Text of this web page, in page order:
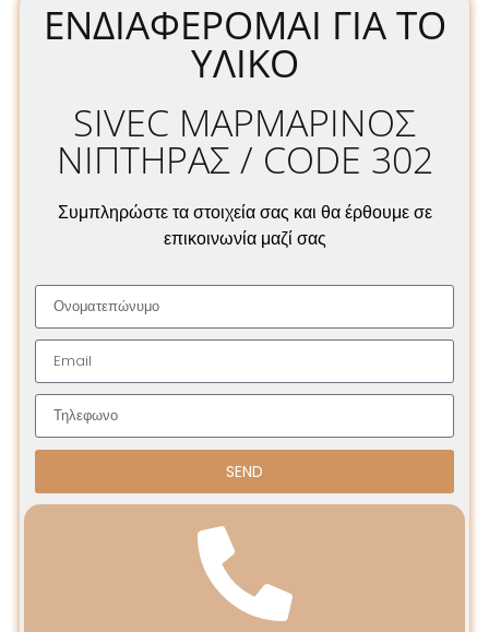
ΕΝΔΙΑΦΈΡΟΜΑΙ ΓΙΑ ΤΟ
ΥΛΙΚΌ
SIVEC ΜΑΡΜΑΡΙΝΟΣ
ΝΙΠΤΗΡΑΣ / CODE 302
Συμπληρώστε τα στοιχεία σας και θα έρθουμε σε
επικοινωνία μαζί σας
SEND